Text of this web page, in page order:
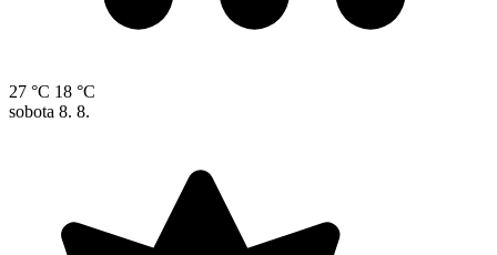
27 °C 18 °C
sobota 8. 8.